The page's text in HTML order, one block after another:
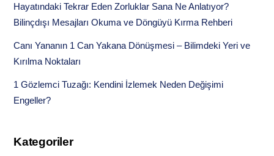
Hayatındaki Tekrar Eden Zorluklar Sana Ne Anlatıyor?
Bilinçdışı Mesajları Okuma ve Döngüyü Kırma Rehberi
Canı Yananın 1 Can Yakana Dönüşmesi – Bilimdeki Yeri ve
Kırılma Noktaları
1 Gözlemci Tuzağı: Kendini İzlemek Neden Değişimi
Engeller?
Kategoriler